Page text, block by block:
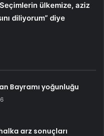
ülkemize, aziz
diliyorum” diye
Bayramı yoğunluğu
arz sonuçları